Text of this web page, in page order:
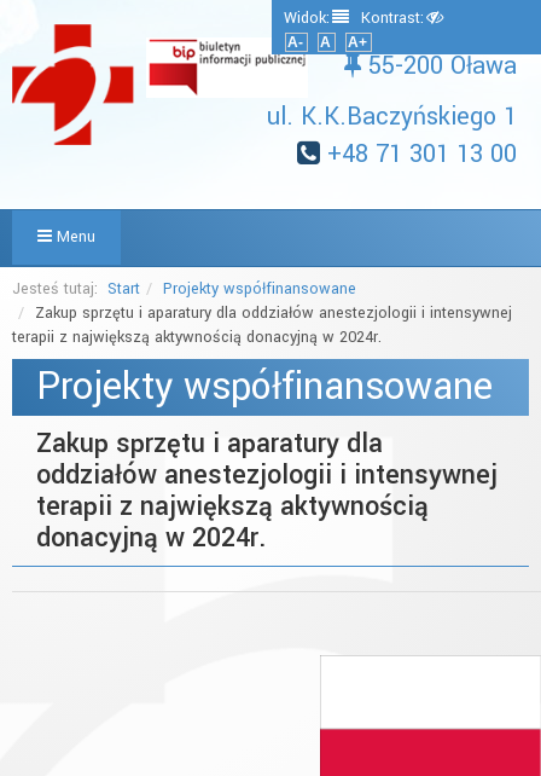
Widok: Kontrast:
A- A A+
55-200 Oława
ul. K.K.Baczyńskiego 1
+48 71 301 13 00
Menu
Jesteś tutaj: Start
Projekty współfinansowane
Zakup sprzętu i aparatury dla oddziałów anestezjologii i intensywnej
terapii z największą aktywnością donacyjną w 2024r.
Projekty współfinansowane
Zakup sprzętu i aparatury dla
oddziałów anestezjologii i intensywnej
terapii z największą aktywnością
donacyjną w 2024r.